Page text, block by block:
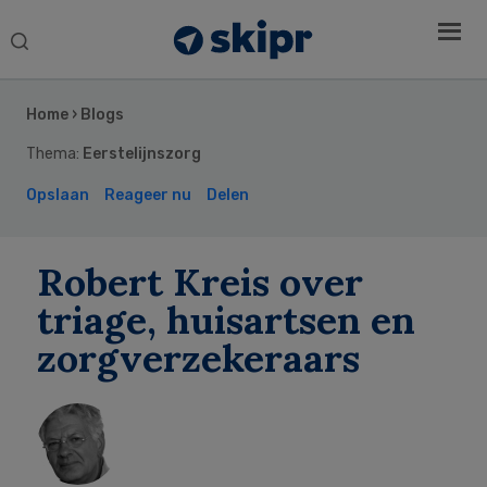
Search
Home › Blogs
Thema: Eerstelijnszorg
Opslaan Reageer nu Delen
Robert Kreis over
triage, huisartsen en
zorgverzekeraars
Sidebar